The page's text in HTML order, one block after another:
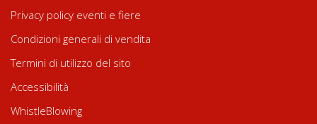
Privacy policy eventi e fiere
Condizioni generali di vendita
Termini di utilizzo del sito
Accessibilità
WhistleBlowing